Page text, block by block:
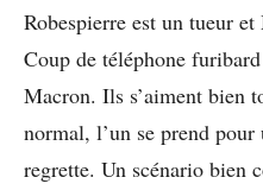
Robespierre est un tueur
Coup de téléphone
Macron. Ils s’aiment bien
normal, l’un se prend
regrette. Un scénario bien